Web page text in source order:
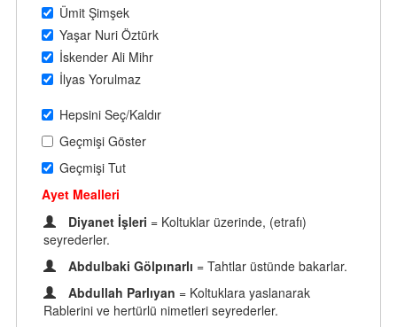
Ümit Şimşek
Yaşar Nuri Öztürk
İskender Ali Mihr
İlyas Yorulmaz
Hepsini Seç/Kaldır
Geçmişi Göster
Geçmişi Tut
Ayet Mealleri
Diyanet İşleri = Koltuklar üzerinde, (etrafı)
seyrederler.
Abdulbaki Gölpınarlı = Tahtlar üstünde bakarlar.
Abdullah Parlıyan = Koltuklara yaslanarak
Rablerini ve hertürlü nimetleri seyrederler.